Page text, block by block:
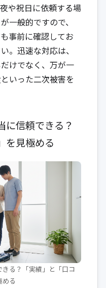
や祝日に依頼する場
一般的ですので、
事前に確認してお
。迅速な対応は、
けでなく、万が一
いった二次被害を
信頼できる？
を見極める
る？「実績」と「口コ
める